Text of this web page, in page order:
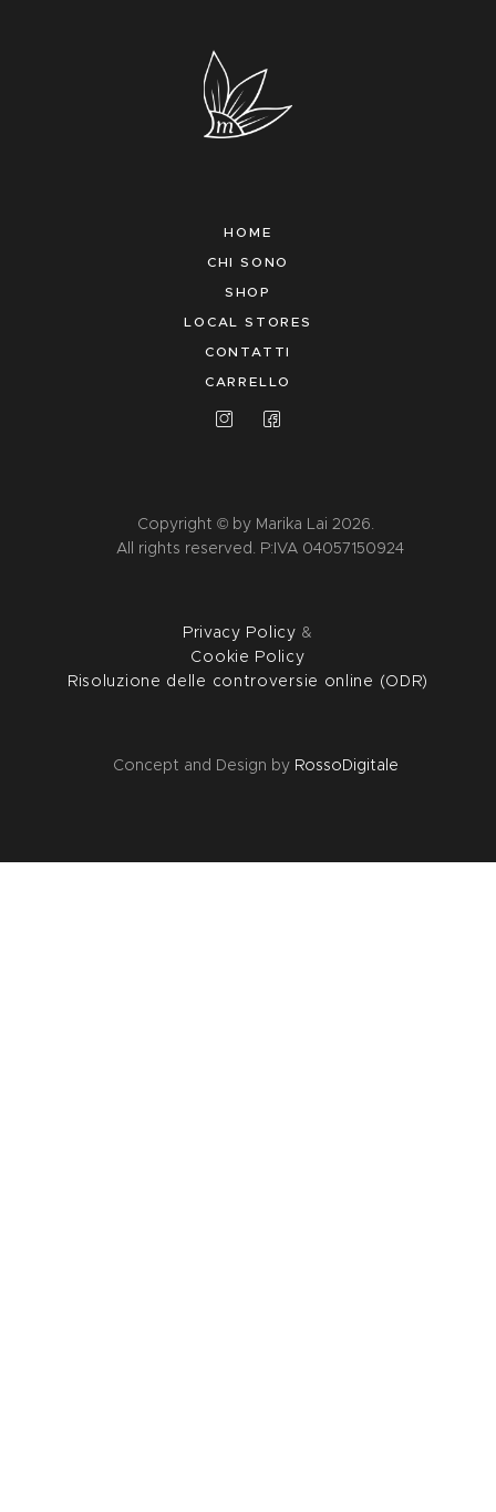
HOME
CHI SONO
SHOP
LOCAL STORES
CONTATTI
CARRELLO
Copyright © by Marika Lai 2026.
All rights reserved. P:IVA 04057150924
Privacy Policy &
Cookie Policy
Risoluzione delle controversie online (ODR)
Concept and Design by RossoDigitale